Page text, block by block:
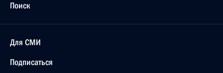
Поиск
Для СМИ
Подписаться